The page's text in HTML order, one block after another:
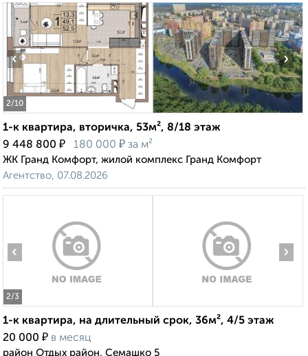
2/10
‹ ›
1-к квартира, вторичка, 53м², 8/18 этаж
9 448 800 ₽ 180 000 ₽ за м²
ЖК Гранд Комфорт, жилой комплекс Гранд Комфорт
Агентство, 07.08.2026
2/3
‹ ›
1-к квартира, на длительный срок, 36м², 4/5 этаж
20 000 ₽ в месяц
район Отдых район, Семашко 5